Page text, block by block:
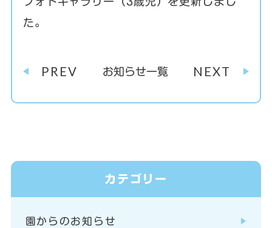
た。
PREV お知らせ一覧 NEXT
カテゴリー
園からのお知らせ